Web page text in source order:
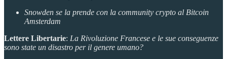
Snowden se la prende con la community crypto al Bitcoin
Amsterdam
Lettere Libertarie: La Rivoluzione Francese e le sue conseguenze
sono state un disastro per il genere umano?